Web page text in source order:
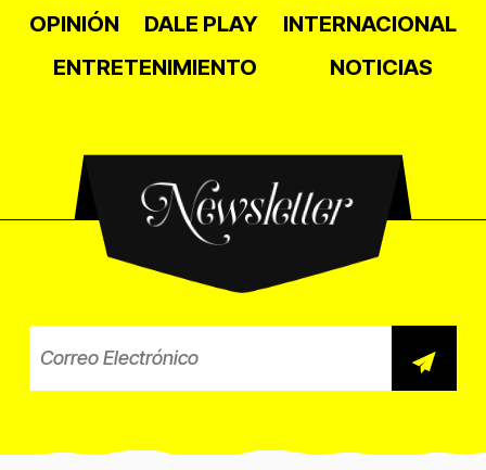
OPINIÓN DALE PLAY
INTERNACIONAL
ENTRETENIMIENTO
NOTICIAS
Newsletter